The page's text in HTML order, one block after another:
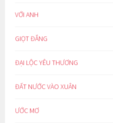
VỚI ANH
GIỌT ĐẮNG
ĐẠI LỘC YÊU THƯƠNG
ĐẤT NƯỚC VÀO XUÂN
ƯỚC MƠ